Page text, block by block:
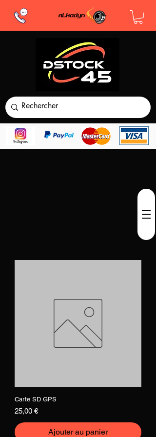
Il n'y a aucun article à
afficher pour le moment.
Carte SD GPS
Prix
25,00 €
Ajouter au panier